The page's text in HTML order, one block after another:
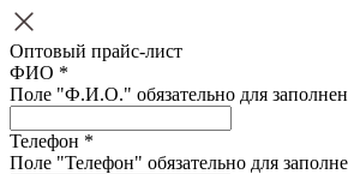
Оптовый прайс-лист
ФИО *
Поле "Ф.И.О." обязательно для
Телефон *
Поле "Телефон" обязательно для